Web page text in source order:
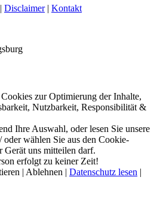
| Disclaimer| Kontakt
zur Optimierung der Inhalte,
Nutzbarkeit, Responsibilität &
Ihre Auswahl, oder lesen Sie unsere
wählen Sie aus den Cookie-
Gerät uns mitteilen darf.
erfolgt zu keiner Zeit!
| Ablehnen | Datenschutz lesen |